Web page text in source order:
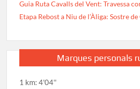
Guia Ruta Cavalls del Vent: Travessa
Etapa Rebost a Niu de l’Àliga: Sostre
Marques personals
1 km: 4'04''